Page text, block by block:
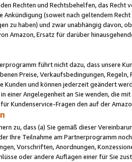
Rechten und Rechtsbehelfen, das
Ankündigung (soweit nach geltendem
zu haben) und zwar unabhängig davon,
Amazon, Ersatz für darüber
führt nicht dazu, dass unsere
Preise, Verkaufsbedingungen,
und können jederzeit geändert
in einer Angelegenheit an Sie wenden, die
Kundenservice-Fragen den auf der
zu, dass (a) Sie gemäß dieser
Ihre Teilnahme am Partnerprogramm
Vorschriften, Anordnungen,
oder andere Auflagen einer für Sie